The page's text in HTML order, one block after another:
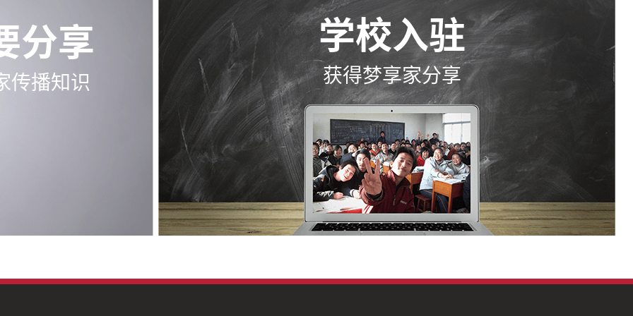
分享
传播知识
学校入驻
获得梦享家分享